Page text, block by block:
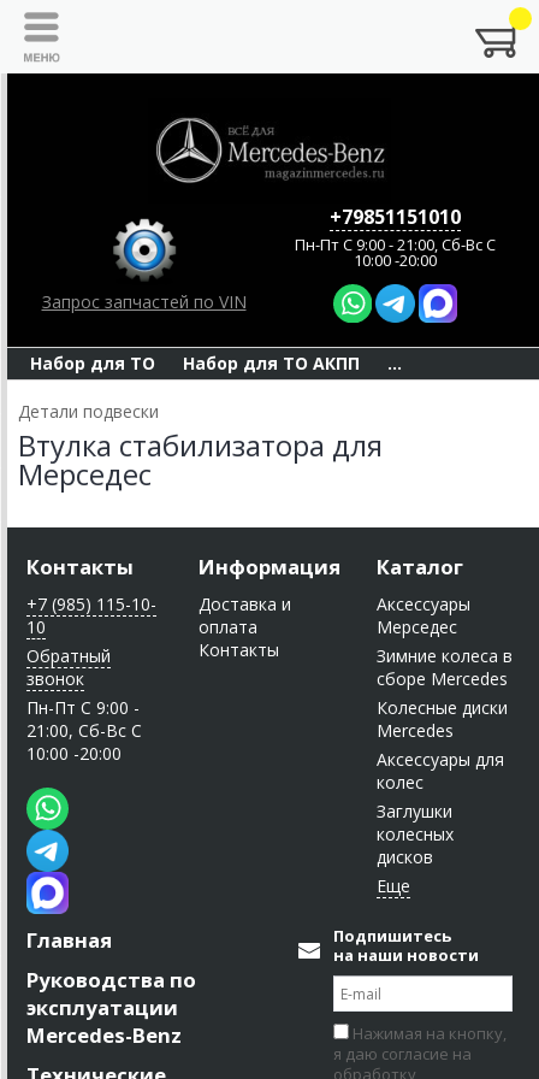
Запрос запчастей по VIN
+79851151010
Пн-Пт C 9:00 - 21:00, Сб-Вс С
10:00 -20:00
Набор для ТО Набор для ТО АКПП ...
Детали подвески
Втулка стабилизатора для
Мерседес
Контакты
+7 (985) 115-10-
10
Обратный
звонок
Пн-Пт C 9:00 -
21:00, Сб-Вс С
10:00 -20:00
Информация
Доставка и
оплата
Контакты
Каталог
Аксессуары
Мерседес
Зимние колеса в
сборе Mercedes
Колесные диски
Mercedes
Аксессуары для
колес
Заглушки
колесных
дисков
Главная
Руководства по
эксплуатации
Mercedes-Benz
Подпишитесь
на наши новости
Нажимая на кнопку,
я даю согласие на